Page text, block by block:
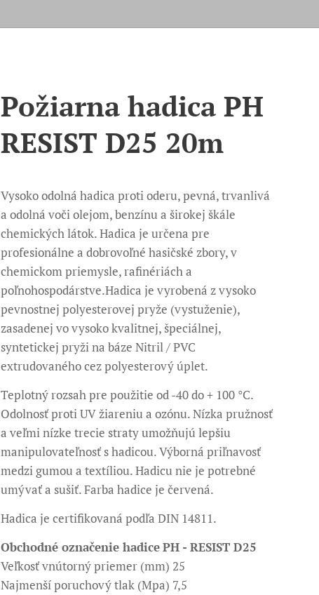
Požiarna hadica PH
RESIST D25 20m
Vysoko odolná hadica proti oderu, pevná, trvanlivá
a odolná voči olejom, benzínu a širokej škále
chemických látok. Hadica je určena pre
profesionálne a dobrovoľné hasičské zbory, v
chemickom priemysle, rafinériách a
poľnohospodárstve.Hadica je vyrobená z vysoko
pevnostnej polyesterovej pryže (vystuženie),
zasadenej vo vysoko kvalitnej, špeciálnej,
syntetickej pryži na báze Nitril / PVC
extrudovaného cez polyesterový úplet.
Teplotný rozsah pre použitie od -40 do + 100 °C.
Odolnosť proti UV žiareniu a ozónu. Nízka pružnosť
a veľmi nízke trecie straty umožňujú lepšiu
manipulovateľnosť s hadicou. Výborná priľnavosť
medzi gumou a textíliou. Hadicu nie je potrebné
umývať a sušiť. Farba hadice je červená.
Hadica je certifikovaná podľa DIN 14811.
Obchodné označenie hadicePH - RESIST D25
Veľkosť vnútorný priemer (mm) 25
Najmenší poruchový tlak (Mpa) 7,5